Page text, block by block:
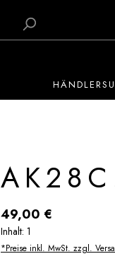
Regulärer Preis:
49,00 €
Inhalt: 1
*Preise inkl. MwSt. zzgl.